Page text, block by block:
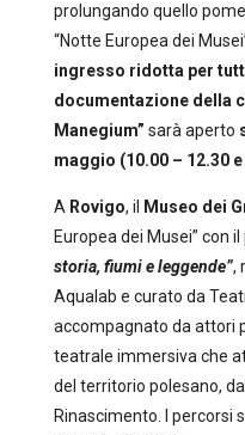
prolungando quello
“Notte Europea dei
ingresso ridotta per
documentazione della
Manegium” sarà aperto
maggio (10.00 – 12.30
A Rovigo, il Museo dei
Europea dei Musei” con
storia, fiumi e leggende”,
Aqualab e curato da
accompagnato da attori
teatrale immersiva che
del territorio polesano,
Rinascimento. I percorsi